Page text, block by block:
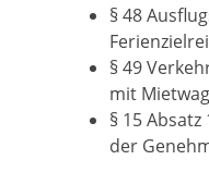
§ 48
§ 49
mit
§ 15
der